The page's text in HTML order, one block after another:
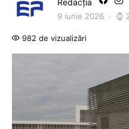
Redacția
9 iunie 2026
982 de vizualizări